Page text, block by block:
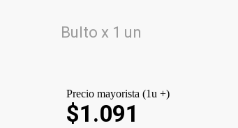
Bulto x 1 un
Precio mayorista (1u +)
$1.091